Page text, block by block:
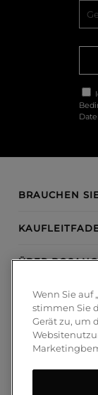
BRAUCHEN
ÜBER
INSPIRATION
Wenn Sie auf
stimmen Sie
Gerät zu, um